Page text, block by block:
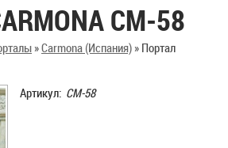
CM-58
»Carmona (Испания)» Портал
Артикул: CM-58